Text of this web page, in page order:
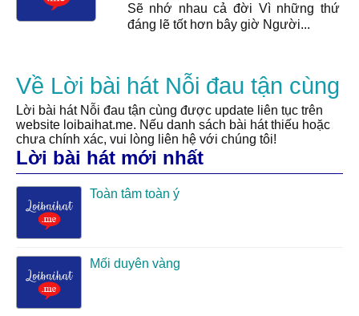
Sẽ nhớ nhau cả đời Vì những thứ
đáng lẽ tốt hơn bây giờ Người...
Về Lời bài hát Nỗi đau tận cùng
Lời bài hát Nỗi đau tận cùng được update liên tục trên
website loibaihat.me. Nếu danh sách bài hát thiếu hoặc
chưa chính xác, vui lòng liên hệ với chúng tôi!
Lời bài hát mới nhất
Toàn tâm toàn ý
Mối duyên vàng